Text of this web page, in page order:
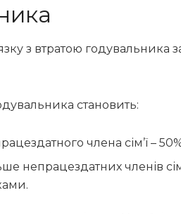
з втратою годувальника
становить:
члена сім’ї –
непрацездатних членів